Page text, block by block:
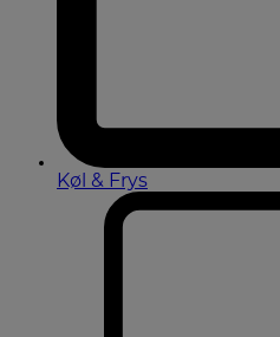
Køl & Frys